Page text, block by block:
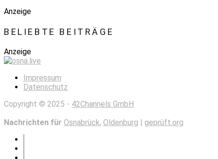
Anzeige
BELIEBTE BEITRÄGE
Anzeige
Impressum
Datenschutz
Copyright © 2025 - 42Channels GmbH
Nachrichten für Osnabrück, Oldenburg | geprüft.org